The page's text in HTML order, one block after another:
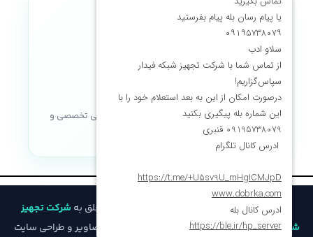
نماد اعتماد الکترونیکی
خریدی مطمئن با ضمانت اصالت کالا، پشتیبانی تخصصی و
© تمامی حقوق مادی و معنوی این وب‌سایت متعلق به شرکت تجهیز
شبکه فیداراست و هرگونه کپی‌برداری از محتوا، تصاویر و طراحی سایت